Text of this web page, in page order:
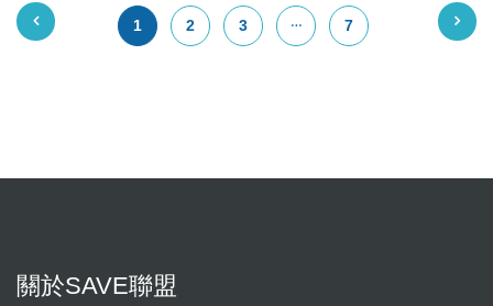
1 2 3 7
關於SAVE聯盟